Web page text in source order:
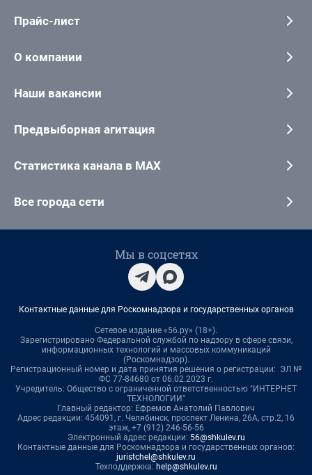
Прайс-лист
О компании
Наши вакансии
Предвыборная агитация
Статистика канала в MAX
Все города сети
Мы в соцсетях
Контактные данные для Роскомнадзора и государственных органов
Сетевое издание «56.ру» (18+).
Зарегистрировано Федеральной службой по надзору в сфере связи,
информационных технологий и массовых коммуникаций
(Роскомнадзор).
Регистрационный номер и дата принятия решения о регистрации: ЭЛ №
ФС 77-84680 от 06.02.2023 г.
Учредитель: Общество с ограниченной ответственностью "ИНТЕРНЕТ
ТЕХНОЛОГИИ"
Главный редактор: Ефремов Анатолий Павлович
Адрес редакции: 454091, г. Челябинск, проспект Ленина, 26А, стр.2, 16
этаж, +7 (912) 246-56-56
Электронный адрес редакции: 56@shkulev.ru
Контактные данные для Роскомнадзора и государственных органов:
juristchel@shkulev.ru
Техподдержка: help@shkulev.ru